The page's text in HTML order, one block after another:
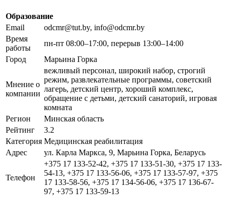
Образование
Email
odcmr@tut.by, info@odcmr.by
Время
работы
пн-пт 08:00–17:00, перерыв 13:00–14:00
Город
Марьина Горка
Мнение о
компании
вежливый персонал, широкий набор, строгий
режим, развлекательные программы, советский
лагерь, детский центр, хороший комплекс,
обращение с детьми, детский санаторий, игровая
комната
Регион
Минская область
Рейтинг
3.2
Категория Медицинская реабилитация
Адрес
ул. Карла Маркса, 9, Марьина Горка, Беларусь
Телефон
+375 17 133-52-42, +375 17 133-51-30, +375 17 133-
54-13, +375 17 133-56-06, +375 17 133-57-97, +375
17 133-58-56, +375 17 134-56-06, +375 17 136-67-
97, +375 17 133-59-13